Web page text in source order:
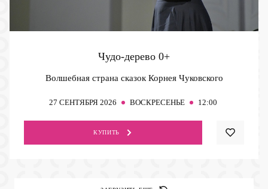
Чудо-дерево 0+
Волшебная страна сказок Корнея Чуковского
27 СЕНТЯБРЯ 2026 ВОСКРЕСЕНЬЕ 12:00
КУПИТЬ